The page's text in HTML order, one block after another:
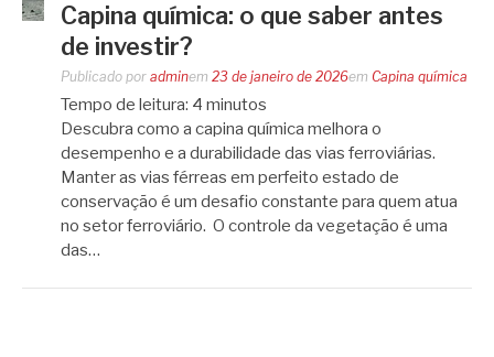
Capina química: o que saber antes
de investir?
Publicado por adminem 23 de janeiro de 2026em Capina química
Tempo de leitura: 4 minutos
Descubra como a capina química melhora o
desempenho e a durabilidade das vias ferroviárias.
Manter as vias férreas em perfeito estado de
conservação é um desafio constante para quem atua
no setor ferroviário. O controle da vegetação é uma
das…